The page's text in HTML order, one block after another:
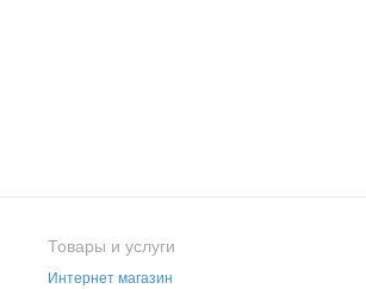
Товары и услуги
Интернет магазин